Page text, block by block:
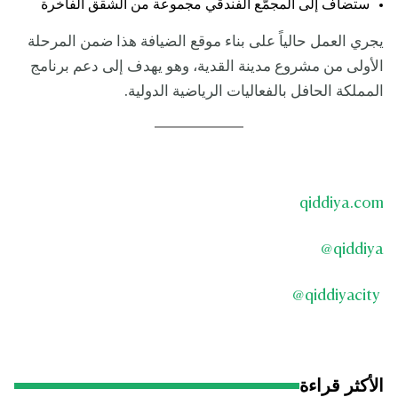
ستضاف إلى المجمّع الفندقي مجموعة من الشقق الفاخرة
يجري العمل حالياً على بناء موقع الضيافة هذا ضمن المرحلة
الأولى من مشروع مدينة القدية، وهو يهدف إلى دعم برنامج
المملكة الحافل بالفعاليات الرياضية الدولية.
qiddiya.com
qiddiya
@
qiddiyacity
@
الأكثر قراءة